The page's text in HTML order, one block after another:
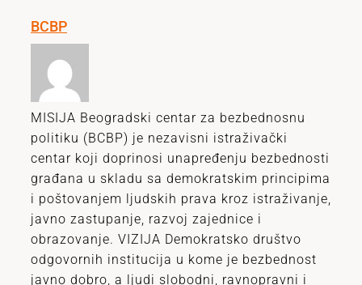
BCBP
MISIJA Beogradski centar za bezbednosnu
politiku (BCBP) je nezavisni istraživački
centar koji doprinosi unapređenju bezbednosti
građana u skladu sa demokratskim principima
i poštovanjem ljudskih prava kroz istraživanje,
javno zastupanje, razvoj zajednice i
obrazovanje. VIZIJA Demokratsko društvo
odgovornih institucija u kome je bezbednost
javno dobro, a ljudi slobodni, ravnopravni i